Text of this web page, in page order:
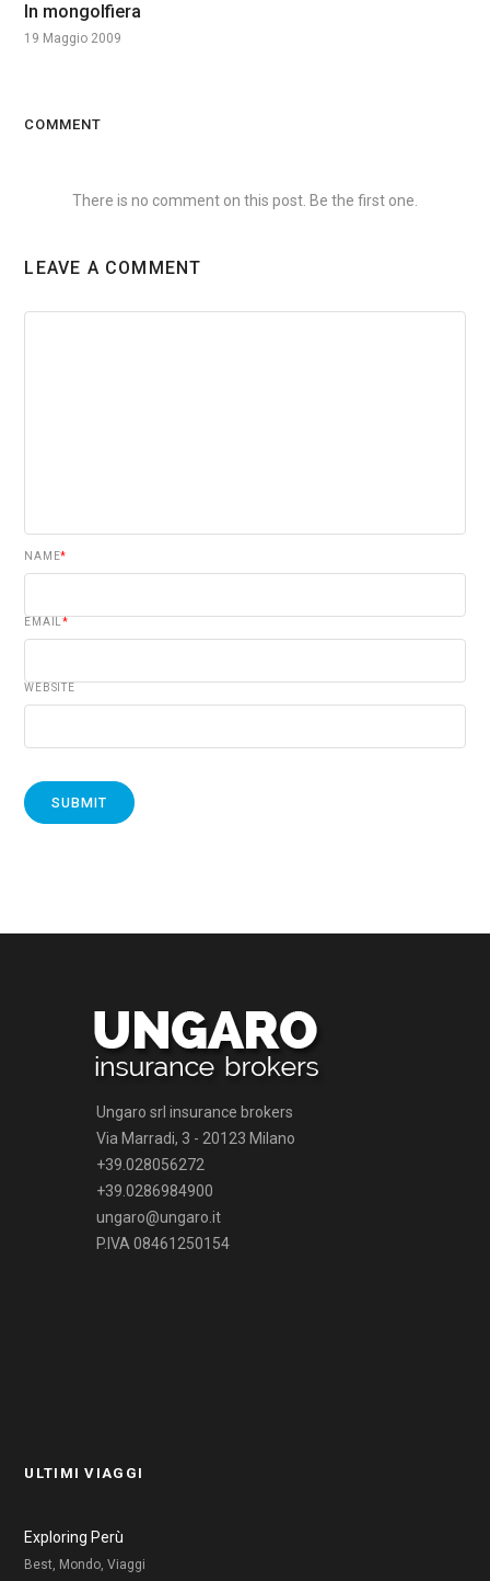
In mongolfiera
19 Maggio 2009
COMMENT
There is no comment on this post. Be the first one.
LEAVE A COMMENT
NAME*
EMAIL*
WEBSITE
Ungaro srl insurance brokers
Via Marradi, 3 - 20123 Milano
+39.028056272
+39.0286984900
ungaro@ungaro.it
P.IVA 08461250154
ULTIMI VIAGGI
Exploring Perù
Best, Mondo, Viaggi